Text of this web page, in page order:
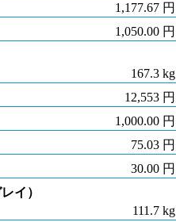
1,177.67 円
1,050.00 円
167.3 kg
12,553 円
1,000.00 円
75.03 円
30.00 円
イ）
111.7 kg